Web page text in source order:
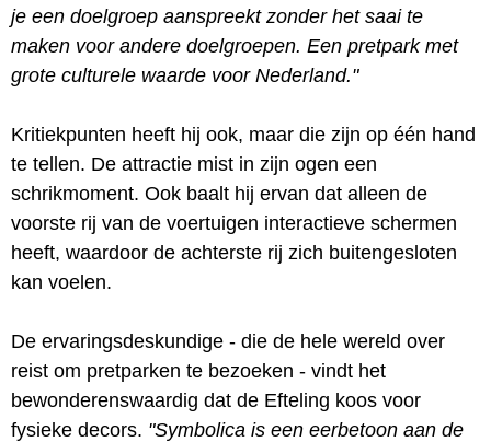
je een doelgroep aanspreekt zonder het saai te
maken voor andere doelgroepen. Een pretpark met
grote culturele waarde voor Nederland."
Kritiekpunten heeft hij ook, maar die zijn op één hand
te tellen. De attractie mist in zijn ogen een
schrikmoment. Ook baalt hij ervan dat alleen de
voorste rij van de voertuigen interactieve schermen
heeft, waardoor de achterste rij zich buitengesloten
kan voelen.
De ervaringsdeskundige - die de hele wereld over
reist om pretparken te bezoeken - vindt het
bewonderenswaardig dat de Efteling koos voor
fysieke decors. "Symbolica is een eerbetoon aan de